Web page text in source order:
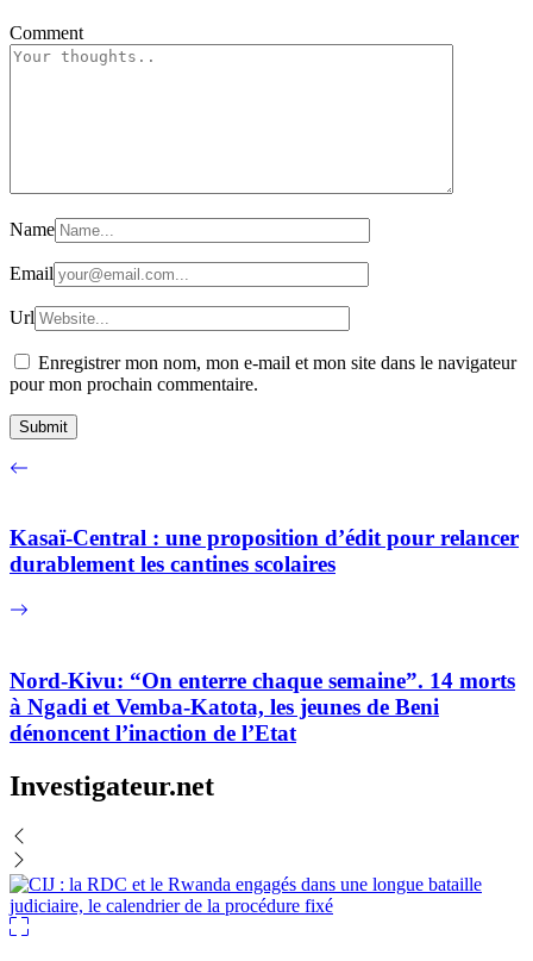
Comment
Name
Email
Url
Enregistrer mon nom, mon e-mail et mon site dans le navigateur
pour mon prochain commentaire.
Kasaï-Central : une proposition d’édit pour relancer
durablement les cantines scolaires
Nord-Kivu: “On enterre chaque semaine”. 14 morts
à Ngadi et Vemba-Katota, les jeunes de Beni
dénoncent l’inaction de l’Etat
Investigateur.net